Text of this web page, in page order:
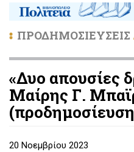
ΠΡΟΔΗΜΟΣΙΕΥΣΕΙΣ
«Δυο απουσίες
Μαίρης Γ.
20 Νοεμβρίου 2023